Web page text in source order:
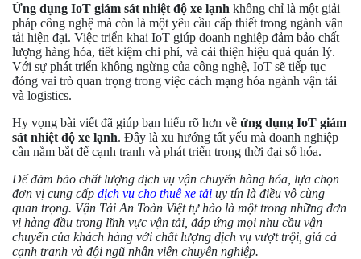
Ứng dụng IoT giám sát nhiệt độ xe lạnh không chỉ là một giải
pháp công nghệ mà còn là một yêu cầu cấp thiết trong ngành vận
tải hiện đại. Việc triển khai IoT giúp doanh nghiệp đảm bảo chất
lượng hàng hóa, tiết kiệm chi phí, và cải thiện hiệu quả quản lý.
Với sự phát triển không ngừng của công nghệ, IoT sẽ tiếp tục
đóng vai trò quan trọng trong việc cách mạng hóa ngành vận tải
và logistics.
Hy vọng bài viết đã giúp bạn hiểu rõ hơn về ứng dụng IoT giám
sát nhiệt độ xe lạnh. Đây là xu hướng tất yếu mà doanh nghiệp
cần nắm bắt để cạnh tranh và phát triển trong thời đại số hóa.
Để đảm bảo chất lượng dịch vụ vận chuyển hàng hóa, lựa chọn
đơn vị cung cấp dịch vụ cho thuê xe tải uy tín là điều vô cùng
quan trọng. Vận Tải An Toàn Việt tự hào là một trong những đơn
vị hàng đầu trong lĩnh vực vận tải, đáp ứng mọi nhu cầu vận
chuyển của khách hàng với chất lượng dịch vụ vượt trội, giá cả
cạnh tranh và đội ngũ nhân viên chuyên nghiệp.